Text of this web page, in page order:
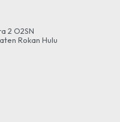
2 O2SN
Rokan Hulu